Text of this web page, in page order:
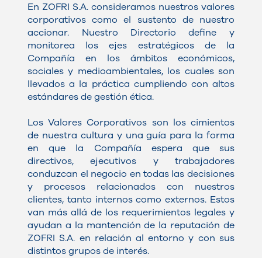
En ZOFRI S.A. consideramos nuestros valores
corporativos como el sustento de nuestro
accionar. Nuestro Directorio define y
monitorea los ejes estratégicos de la
Compañía en los ámbitos económicos,
sociales y medioambientales, los cuales son
llevados a la práctica cumpliendo con altos
estándares de gestión ética.
Los Valores Corporativos son los cimientos
de nuestra cultura y una guía para la forma
en que la Compañía espera que sus
directivos, ejecutivos y trabajadores
conduzcan el negocio en todas las decisiones
y procesos relacionados con nuestros
clientes, tanto internos como externos. Estos
van más allá de los requerimientos legales y
ayudan a la mantención de la reputación de
ZOFRI S.A. en relación al entorno y con sus
distintos grupos de interés.